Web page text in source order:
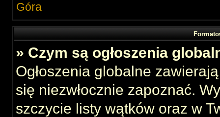
Góra
» Czym są ogłoszenia
Ogłoszenia globalne
się niezwłocznie zapoznać.
szczycie listy wątków oraz w